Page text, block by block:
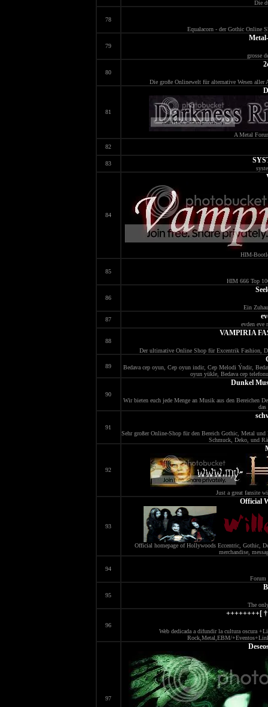
Die
78
Equalacorn - der Gothic Online
79
grosse
80
Die große Onlinewelt für alternative Wesen aller
81
A Metal
82
83
84
HIM-
85
HIM 666 Top
86
Ein
87
evden eve
88
VAMPIRIA
Der ultimative Online Shop für Excentrik Fashion,
89
Bedava cep oyun, Cep oyun indir, Cep Melodi Ýndir,
oyun yükle, Bedava cep
90
Dunkel
Wir bieten euch jede Menge an Musik aus den Bereichen
das
91
Sehr großer Online-Shop für den Bereich Gothic, Metal
Schmuck, Deko, und
92
Just a great fansite
93
Official
Official homepage of Hollywoods Eccentric, Gothic,
merchandise,
94
Forum
95
The
96
++++++++[
Web dedicada a difundir la cultura oscura
Rock,Metal,EBM/
97